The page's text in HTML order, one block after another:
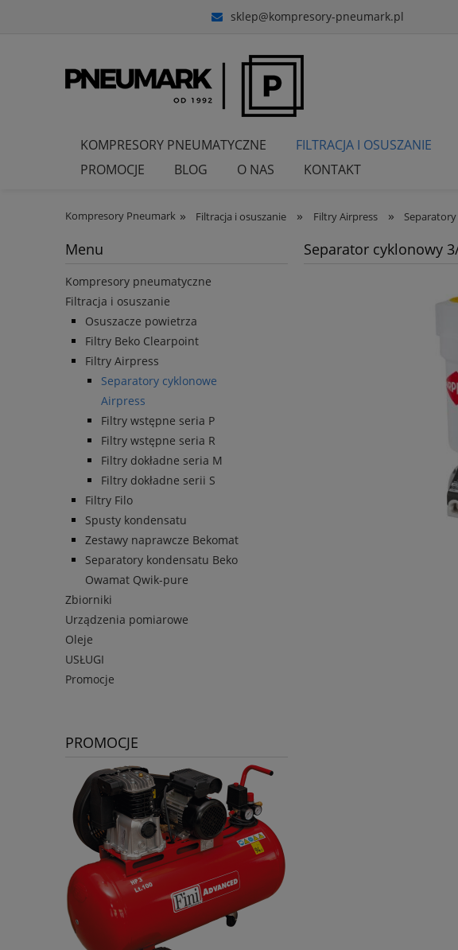
sklep@kompresory-pneumark.pl
KOMPRESORY PNEUMATYCZNE FILTRACJA I OSUSZANIE
PROMOCJE
BLOG O NAS KONTAKT
Kompresory Pneumark » Filtracja i osuszanie » Filtry Airpress »
Menu
Kompresory pneumatyczne
Filtracja i osuszanie
Osuszacze powietrza
Filtry Beko Clearpoint
Filtry Airpress
Separatory cyklonowe
Airpress
Filtry wstępne seria P
Filtry wstępne seria R
Filtry dokładne seria M
Filtry dokładne serii S
Filtry Filo
Spusty kondensatu
Zestawy naprawcze Bekomat
Separatory kondensatu Beko
Owamat Qwik-pure
Zbiorniki
Urządzenia pomiarowe
Oleje
USŁUGI
Promocje
PROMOCJE
Separator cyklonowy